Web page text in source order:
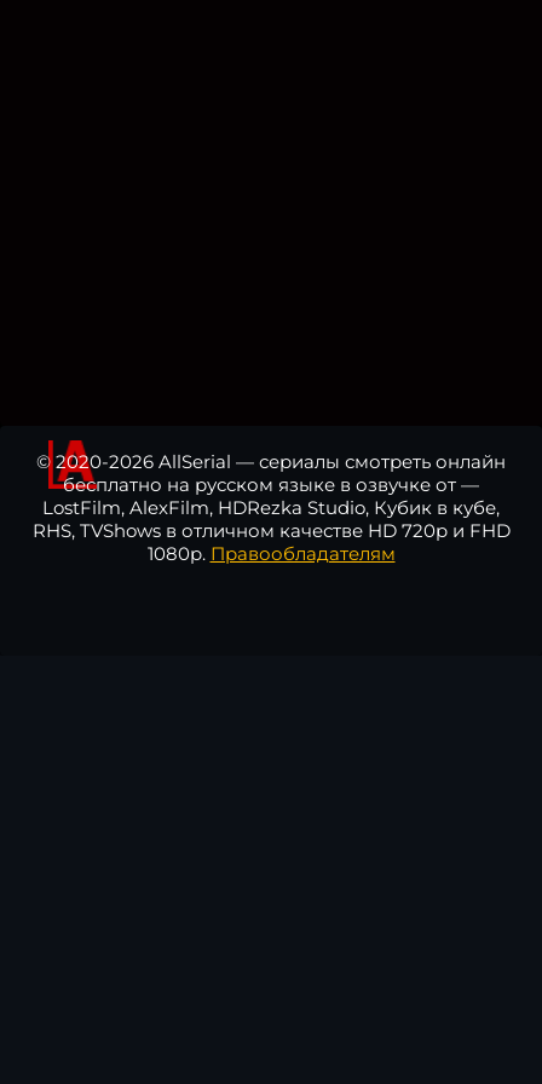
© 2020-2026 AllSerial — сериалы смотреть онлайн
бесплатно на русском языке в озвучке от —
LostFilm, AlexFilm, HDRezka Studio, Кубик в кубе,
RHS, TVShows в отличном качестве HD 720p и FHD
1080p. Правообладателям